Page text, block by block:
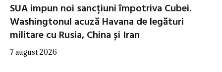
SUA impun noi sancțiuni împotriva Cubei.
Washingtonul acuză Havana de legături
militare cu Rusia, China și Iran
7 august 2026